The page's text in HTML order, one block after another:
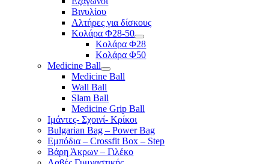
Βινυλίου
Αλτήρες για δίσκους
Κολάρα Φ28-50
Κολάρα Φ28
Κολάρα Φ50
Medicine Ball
Medicine Ball
Wall Ball
Slam Ball
Medicine Grip Ball
Ιμάντες- Σχοινί- Κρίκοι
Bulgarian Bag – Power Bag
Εμπόδια – Crossfit Box – Step
Βάρη Άκρων – Γιλέκο